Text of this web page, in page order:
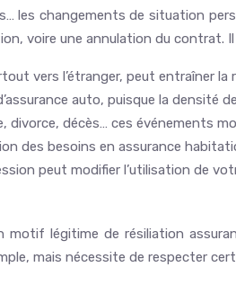
les changements de situation
voire une annulation du
vers l’étranger, peut entraîner
auto, puisque la densité
divorce, décès… ces événements
des besoins en assurance
peut modifier l’utilisation de
légitime de résiliation
mais nécessite de respecter